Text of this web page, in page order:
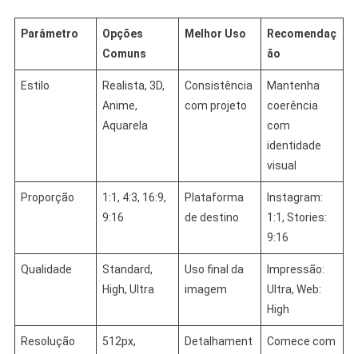
Parâmetro
Opções
Comuns
Melhor Uso
Recomendaç
ão
Estilo
Realista, 3D,
Anime,
Aquarela
Consistência
com projeto
Mantenha
coerência
com
identidade
visual
Proporção
1:1, 4:3, 16:9,
9:16
Plataforma
de destino
Instagram:
1:1, Stories:
9:16
Qualidade
Standard,
High, Ultra
Uso final da
imagem
Impressão:
Ultra, Web:
High
Resolução
512px,
Detalhament
Comece com